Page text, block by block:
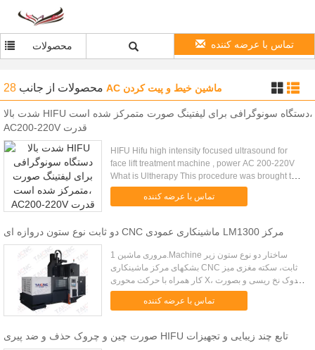
محصولات تماس با عرضه کننده
28 محصولات از جانب AC ماشین خیط و پیت کردن
شدت بالا HIFU دستگاه سونوگرافی برای لیفتینگ صورت متمرکز شده است،
AC200-220V قدرت
HIFU Hifu high intensity focused ultrasound for
face lift treatment machine , power AC 200-220V
What is Ultherapy This procedure was brought to
the practice by M.D. This system utilizes ultrasound
technology to ...تماس با عرضه کننده
دو ثابت نوع ستون دروازه ای CNC ماشینکاری عمودی LM1300 مرکز
مروری ماشین 1.Machine ساختار دو نوع ستون زیر
بشکهای مرکز ماشینکاری CNC ثابت، سکته مغزی میز
کار همراه با حرکت محوری X، دوک نخ ریسی و بصورت
افقی همراه با محور Y در پرتو، و افزایش عمودی همراه با
محور Z. واحد ماشین ...
تماس با عرضه کننده
صورت چین و چروک حذف و ضد پیری HIFU تابع چند زیبایی و تجهیزات